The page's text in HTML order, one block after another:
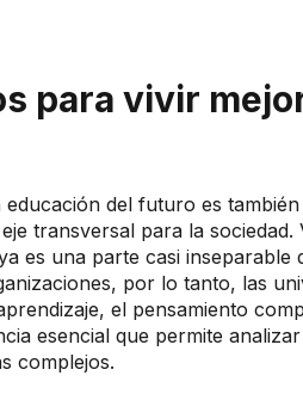
para vivir
educación del futuro es
transversal para la
es una parte casi inseparable
por lo tanto, las
el pensamiento
esencial que permite
complejos.